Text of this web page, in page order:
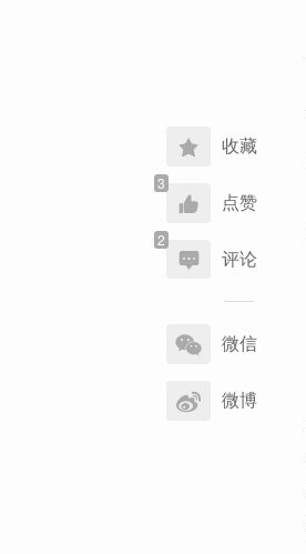
收藏
点赞
评论
享
到
微信
微博